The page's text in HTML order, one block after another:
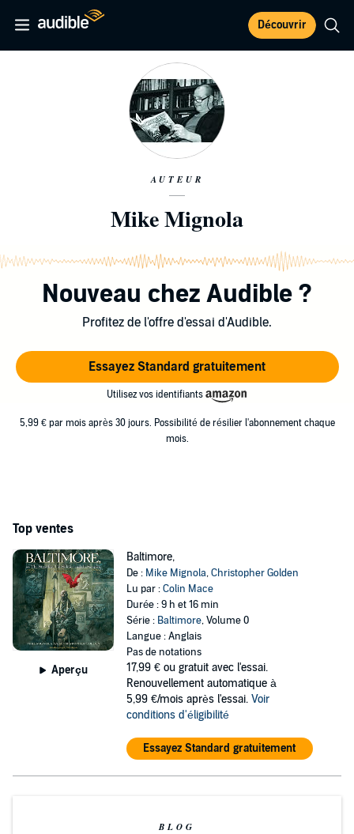
Découvrir
AUTEUR
Mike Mignola
Nouveau chez Audible ?
Profitez de l'offre d'essai d'Audible.
Essayez Standard gratuitement
Utilisez vos identifiants
5,99 € par mois après 30 jours. Possibilité de résilier l'abonnement chaque
mois.
Top ventes
Aperçu
Baltimore,
De : Mike Mignola,Christopher Golden
Lu par :Colin Mace
Durée : 9 h et 16 min
Série : Baltimore, Volume 0
Langue : Anglais
Pas de notations
17,99 € ou gratuit avec l'essai.
Renouvellement automatique à
5,99 €/mois après l'essai. Voir
conditions d'éligibilité
Essayez Standard gratuitement
BLOG